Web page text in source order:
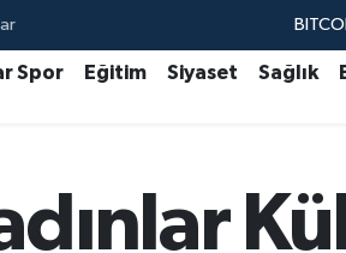
Spor Eğitim Siyaset Sağlık